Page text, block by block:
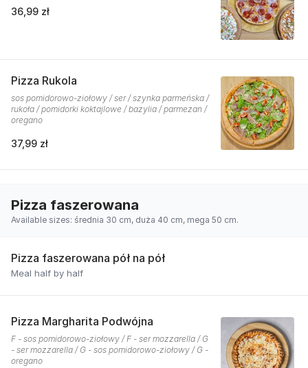
36,99 zł
Pizza Rukola
sos pomidorowo-ziołowy / ser / szynka parmeńska /
rukoła / pomidorki koktajlowe / bazylia / parmezan /
oregano
37,99 zł
Pizza faszerowana
Available sizes: średnia 30 cm, duża 40 cm, mega 50 cm.
Pizza faszerowana pół na pół
Meal half by half
Pizza Margharita Podwójna
F - sos pomidorowo-ziołowy / F - ser mozzarella / G
- ser mozzarella / G - sos pomidorowo-ziołowy / G -
oregano